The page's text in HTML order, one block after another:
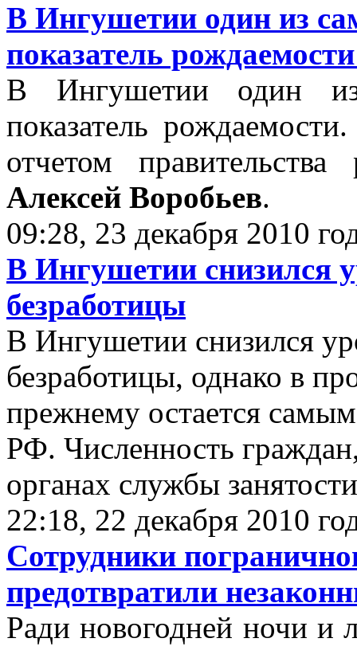
В Ингушетии один из
показатель
В Ингушетии один
показатель
отчетом правительства
Алексей Воробьев.
09:28, 23 декабря 2010
В Ингушетии снизился
безработицы
В Ингушетии снизился
безработицы, однако в
прежнему остается
РФ. Численность
органах службы
22:18, 22 декабря 2010
Сотрудники
предотвратили
Ради новогодней ночи и